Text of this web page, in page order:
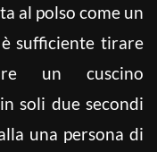
al polso come un
sufficiente tirare
un cuscino
soli due secondi
una persona di